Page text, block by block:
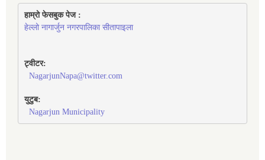
हाम्रो फेसबुक पेज :
हेल्लो नागार्जुन नगरपालिका सीतापाइला
ट्वीटर:
NagarjunNapa@twitter.com
युटुब:
Nagarjun Municipality